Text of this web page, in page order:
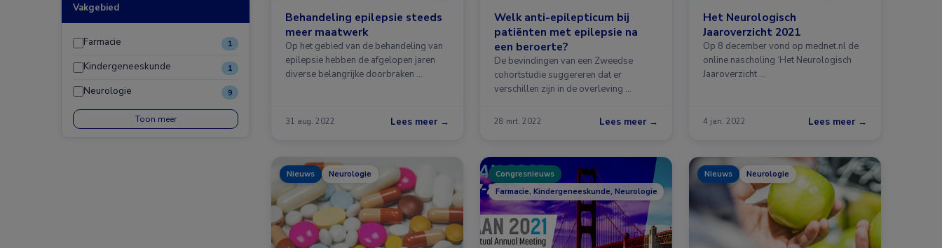
Vakgebied
Farmacie 1
Kindergeneeskunde 1
Neurologie 9
Toon meer
Behandeling epilepsie steeds
meer maatwerk
Op het gebied van de behandeling van
epilepsie hebben de afgelopen jaren
diverse belangrijke doorbraken …
31 aug. 2022 Lees meer →
Welk anti-epilepticum bij
patiënten met epilepsie na
een beroerte?
De bevindingen van een Zweedse
cohortstudie suggereren dat er
verschillen zijn in de overleving …
28 mrt. 2022 Lees meer →
Het Neurologisch
Jaaroverzicht 2021
Op 8 december vond op mednet.nl de
online nascholing ‘Het Neurologisch
Jaaroverzicht …
4 jan. 2022 Lees meer →
Nieuws Neurologie
Congresnieuws
Farmacie, Kindergeneeskunde, Neurologie
Nieuws Neurologie